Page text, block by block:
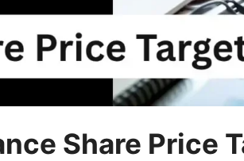
Share Price